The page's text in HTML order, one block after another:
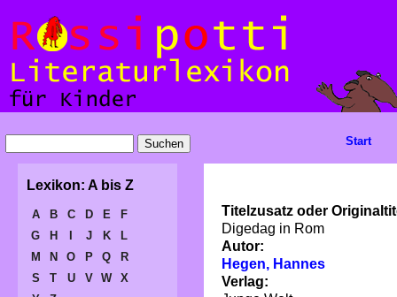
Titelzusatz oder
Digedag in Rom
Autor:
Hegen, Hannes
Verlag:
Start
Lexikon: A bis Z
A B C D E
F
G
H J K
L
M
N O P Q
R
S
T U V W
X